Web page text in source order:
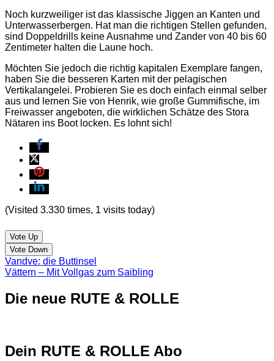
Noch kurzweiliger ist das klassische Jiggen an Kanten und
Unterwasserbergen. Hat man die richtigen Stellen gefunden,
sind Doppeldrills keine Ausnahme und Zander von 40 bis 60
Zentimeter halten die Laune hoch.
Möchten Sie jedoch die richtig kapitalen Exemplare fangen,
haben Sie die besseren Karten mit der pelagischen
Vertikalangelei. Probieren Sie es doch einfach einmal selber
aus und lernen Sie von Henrik, wie große Gummifische, im
Freiwasser angeboten, die wirklichen Schätze des Stora
Nätaren ins Boot locken. Es lohnt sich!
(Visited 3.330 times, 1 visits today)
Vote Up
Vote Down
Vandve: die Buttinsel
Vättern – Mit Vollgas zum Saibling
Die neue RUTE & ROLLE
Dein RUTE & ROLLE Abo